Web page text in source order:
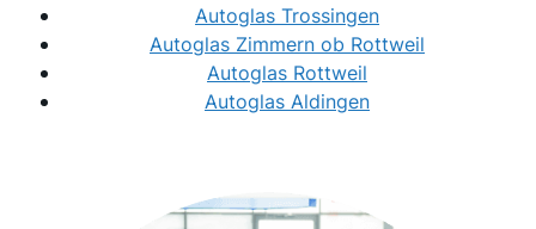
Autoglas Trossingen
Autoglas Zimmern ob Rottweil
Autoglas Rottweil
Autoglas Aldingen